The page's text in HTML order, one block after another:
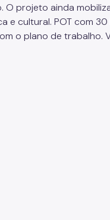
projeto ainda
cultural. POT com
o plano de trabalho.